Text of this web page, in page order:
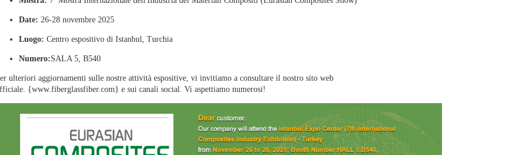
Date: 26-28 novembre 2025
Luogo: Centro espositivo di Istanbul, Turchia
Numero:SALA 5, B540
ulteriori aggiornamenti sulle nostre attività espositive, vi invitiamo a consultare il nostro sito web
{www.fiberglassfiber.com} e sui canali social. Vi aspettiamo numerosi!